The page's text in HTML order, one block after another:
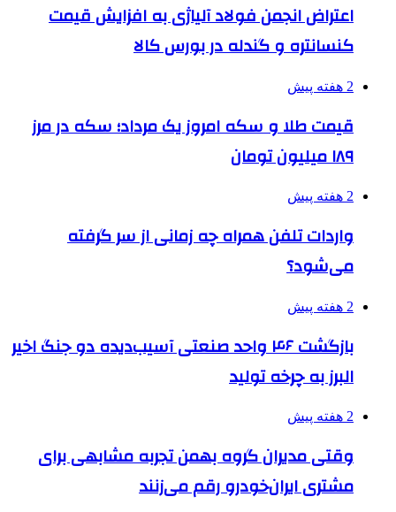
اعتراض انجمن فولاد آلیاژی به افزایش قیمت
کنسانتره و گندله در بورس کالا
2 هفته پیش
قیمت طلا و سکه امروز یک مرداد؛ سکه در مرز
۱۸۹ میلیون تومان
2 هفته پیش
واردات تلفن همراه چه زمانی از سر گرفته
می‌شود؟
2 هفته پیش
بازگشت ۴۶ واحد صنعتی آسیب‌دیده دو جنگ اخیر
البرز به چرخه تولید
2 هفته پیش
وقتی مدیران گروه بهمن تجربه مشابهی برای
مشتری ایران‌خودرو رقم می‌زنند